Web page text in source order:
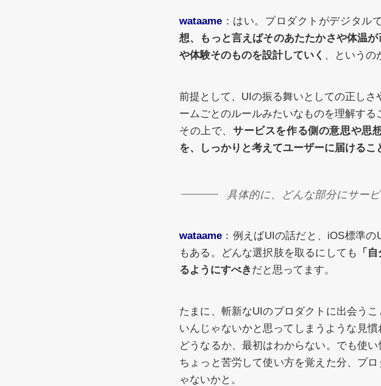
wataame ：はい。プロダクトがデジタル
想、もっと言えばそのあたたかさや体温
や体験そのものを設計していく 、というの
前提として、UIの振る舞いとしての正し
ームごとのルールみたいなものを理解する
その上で、 サービスを作る側の意思や思
を、しっかりと考えてユーザーに届けるこ
具体的に、どんな部分にサー
wataame ：例えばUIの話だと、iOS標準
もある。どんな選択肢を取るにしても
「
るようにすべき だと思ってます。
たまに、斬新なUIのプロダクトに出会う
いんじゃないかと思ってしまうような見
どうなるか、最初はわからない。でも使
ちょっと苦労して使い方を覚えた分、プ
ゃないかと。